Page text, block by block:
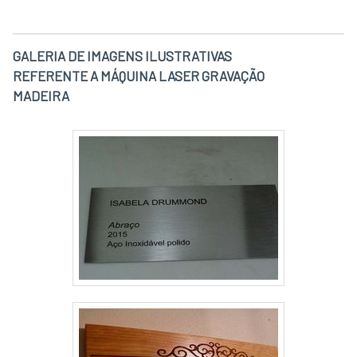
Metalúrgica é uma empresa que tem se
destacado no segmento por toda seriedade e
qualidade o que garante uma entrega de
excelência de ponta a ponta.
GALERIA DE IMAGENS ILUSTRATIVAS
REFERENTE A MÁQUINA LASER GRAVAÇÃO
MADEIRA